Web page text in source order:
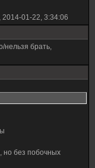
01-22, 3:34:06
нельзя брать,
но без побочных